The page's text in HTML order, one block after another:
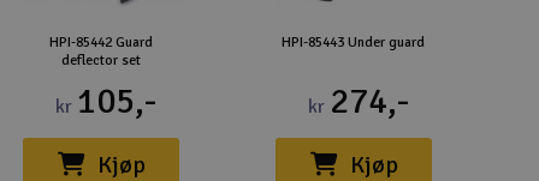
HPI-85442 Guard
deflector set
kr 105,-
Kjøp
HPI-85443 Under guard
kr 274,-
Kjøp